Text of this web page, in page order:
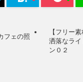
フェの照
【フリー
洒落なライ
ン０２